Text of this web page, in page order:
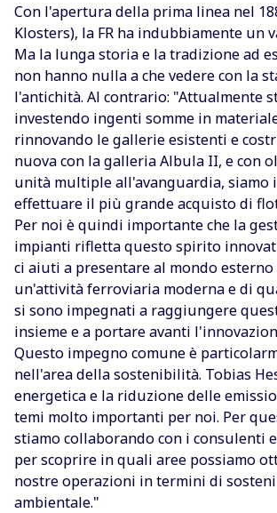
Con l'apertura della prima linea nel
Klosters), la FR ha indubbiamente un
Ma la lunga storia e la tradizione ad
non hanno nulla a che vedere con la
l'antichità. Al contrario: "Attualmente
investendo ingenti somme in
rinnovando le gallerie esistenti e
nuova con la galleria Albula II, e con
unità multiple all'avanguardia, siamo
effettuare il più grande acquisto di
Per noi è quindi importante che la
impianti rifletta questo spirito
ci aiuti a presentare al mondo
un'attività ferroviaria moderna e di
si sono impegnati a raggiungere
insieme e a portare avanti
Questo impegno comune è
nell'area della sostenibilità. Tobias
energetica e la riduzione delle
temi molto importanti per noi. Per
stiamo collaborando con i consulenti
per scoprire in quali aree possiamo
nostre operazioni in termini di
ambientale."